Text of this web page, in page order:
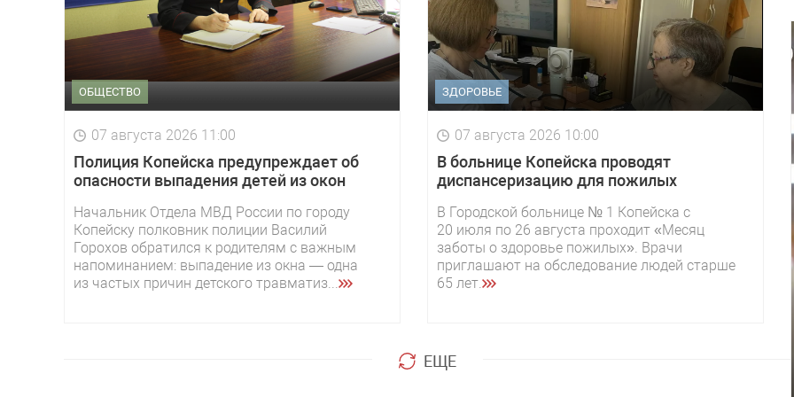
ОБЩЕСТВО
07 августа 2026 11:00
Полиция Копейска предупреждает об
опасности выпадения детей из окон
Начальник Отдела МВД России по городу
Копейску полковник полиции Василий
Горохов обратился к родителям с важным
напоминанием: выпадение из окна — одна
из частых причин детского травматиз...
ЗДОРОВЬЕ
07 августа 2026 10:00
В больнице Копейска проводят
диспансеризацию для пожилых
В Городской больнице № 1 Копейска с
20 июля по 26 августа проходит «Месяц
заботы о здоровье пожилых». Врачи
приглашают на обследование людей старше
65 лет.
ЕЩЕ